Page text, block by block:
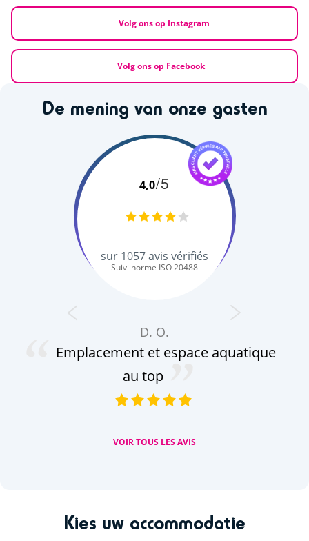
Volg ons op Instagram
Volg ons op Facebook
De mening van onze gasten
4,0/5
sur 1057avis vérifiés
Suivi norme ISO 20488
D. O.
Emplacement et espace aquatique
au top
VOIR TOUS LES AVIS
Kies uw accommodatie